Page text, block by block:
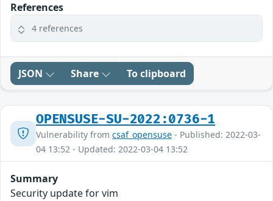
References
4 references
JSON Share To clipboard
OPENSUSE-SU-2022:0736-1
Vulnerability from csaf_opensuse - Published: 2022-03-
04 13:52 - Updated: 2022-03-04 13:52
Summary
Security update for vim